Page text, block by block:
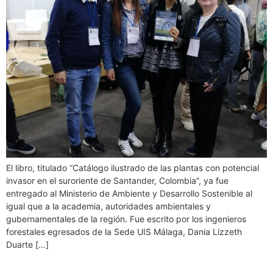
El libro, titulado “Catálogo ilustrado de las plantas con potencial
invasor en el suroriente de Santander, Colombia”, ya fue
entregado al Ministerio de Ambiente y Desarrollo Sostenible al
igual que a la academia, autoridades ambientales y
gubernamentales de la región. Fue escrito por los ingenieros
forestales egresados de la Sede UIS Málaga, Dania Lizzeth
Duarte […]